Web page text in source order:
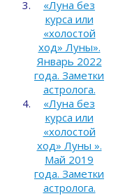
«Луна без
курса или
«холостой
ход» Луны».
Январь 2022
года. Заметки
астролога.
«Луна без
курса или
«холостой
ход» Луны ».
Май 2019
года. Заметки
астролога.